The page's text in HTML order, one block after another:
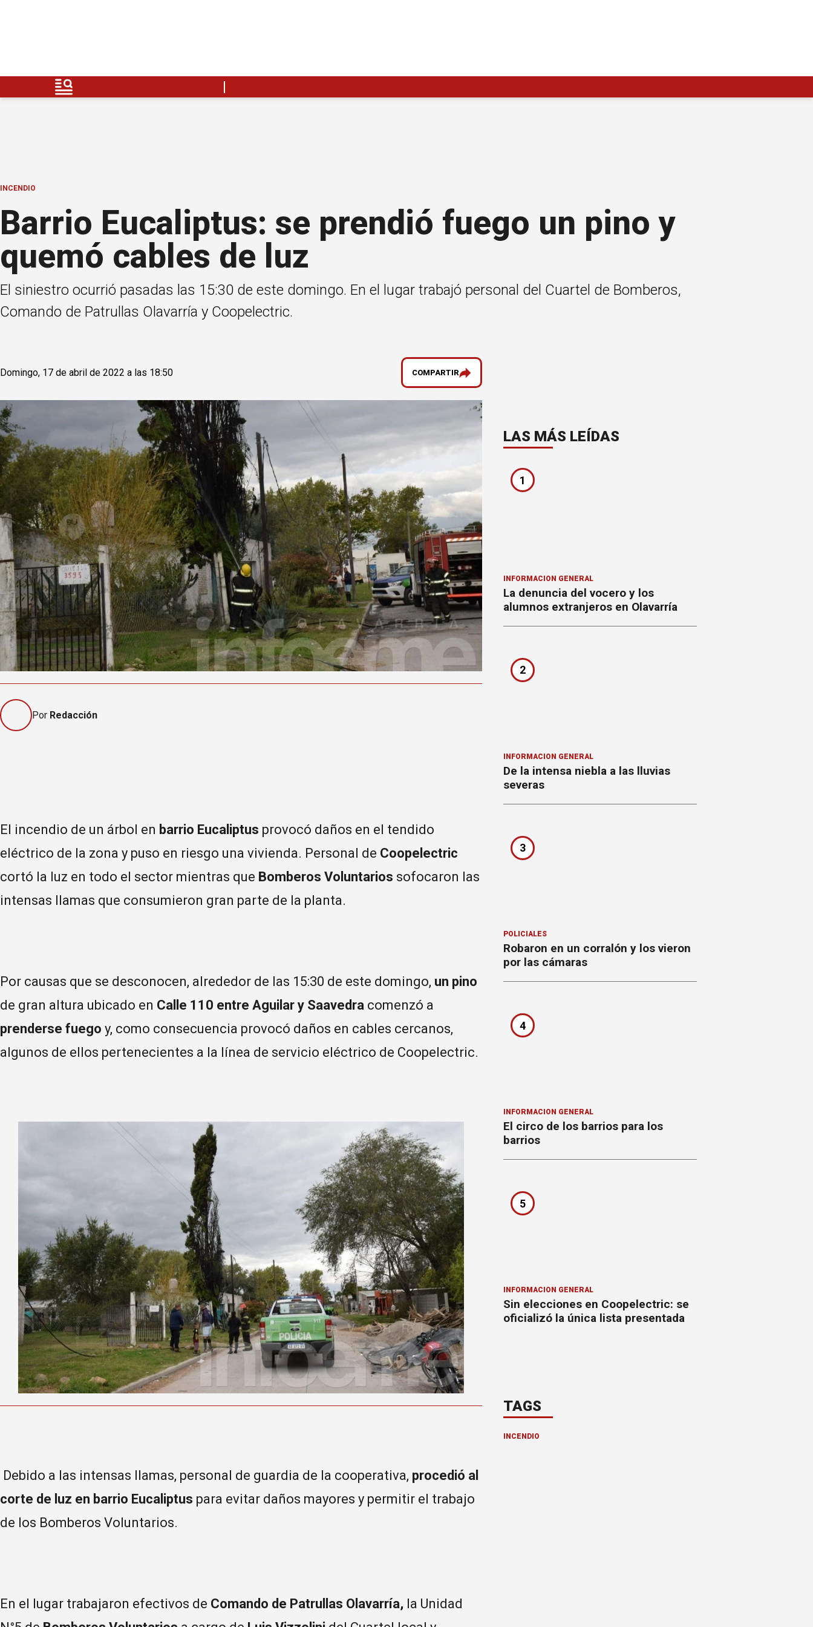
INCENDIO
Barrio Eucaliptus: se prendió fuego un pino y
quemó cables de luz
El siniestro ocurrió pasadas las 15:30 de este domingo. En el lugar trabajó personal del Cuartel de Bomberos,
Comando de Patrullas Olavarría y Coopelectric.
Domingo, 17 de abril de 2022 a las 18:50 COMPARTIR
Por Redacción
El incendio de un árbol en barrio Eucaliptus provocó daños en el tendido
eléctrico de la zona y puso en riesgo una vivienda. Personal de Coopelectric
cortó la luz en todo el sector mientras que Bomberos Voluntarios sofocaron las
intensas llamas que consumieron gran parte de la planta.
Por causas que se desconocen, alrededor de las 15:30 de este domingo, un pino
de gran altura ubicado en Calle 110 entre Aguilar y Saavedra comenzó a
prenderse fuego y, como consecuencia provocó daños en cables cercanos,
algunos de ellos pertenecientes a la línea de servicio eléctrico de Coopelectric.
Debido a las intensas llamas, personal de guardia de la cooperativa, procedió al
corte de luz en barrio Eucaliptus para evitar daños mayores y permitir el trabajo
de los Bomberos Voluntarios.
En el lugar trabajaron efectivos de Comando de Patrullas Olavarría, la Unidad
LAS MÁS LEÍDAS
1
INFORMACION GENERAL
La denuncia del vocero y los
alumnos extranjeros en Olavarría
2
INFORMACION GENERAL
De la intensa niebla a las lluvias
severas
3
POLICIALES
Robaron en un corralón y los vieron
por las cámaras
4
INFORMACION GENERAL
El circo de los barrios para los
barrios
5
INFORMACION GENERAL
Sin elecciones en Coopelectric: se
oficializó la única lista presentada
TAGS
INCENDIO